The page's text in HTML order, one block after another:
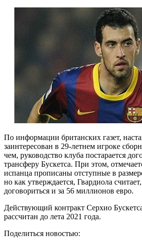
По информации британских газет,
заинтересован в 29-летнем игроке
чем, руководство клуба постарается
трансферу Бускетса. При этом,
испанца прописаны отступные в
но как утверждается, Гвардиола
договориться и за 56 миллионов евро.
Действующий контракт Серхио
рассчитан до лета 2021 года.
Поделиться новостью: